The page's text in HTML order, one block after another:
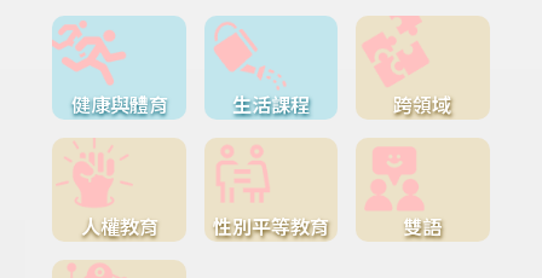
健康與體育 生活課程 跨領域
人權教育 性別平等教育 雙語